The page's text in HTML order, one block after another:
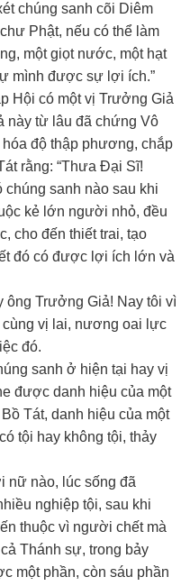
chúng sanh cõi Diêm
Phật, nếu có thể làm
một giọt nước, một hạt
mình được sự lợi ích.”
Hội có một vị Trưởng Giả
này từ lâu đã chứng Vô
độ thập phương, chắp
rằng: “Thưa Đại Sĩ!
sanh nào sau khi
kẻ lớn người nhỏ, đều
cho đến thiết trai, tạo
đó có được lợi ích lớn và
ông Trưởng Giả! Nay tôi vì
cùng vị lai, nương oai lực
đó.
sanh ở hiện tại hay vị
được danh hiệu của một
Tát, danh hiệu của một
tội hay không tội, thảy
nữ nào, lúc sống đã
nghiệp tội, sau khi
thuộc vì người chết mà
Thánh sự, trong bảy
một phần, còn sáu phần